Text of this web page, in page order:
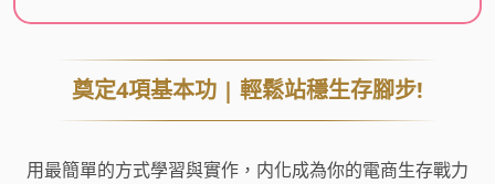
奠定4項基本功 | 輕鬆站穩生存腳步!
用最簡單的方式學習與實作， 内化成為你的電商生存戰力